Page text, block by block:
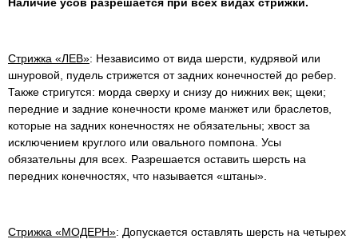
Стрижка «ЛЕВ»: Независимо от вида шерсти, кудрявой или
шнуровой, пудель стрижется от задних конечностей до ребер.
Также стригутся: морда сверху и снизу до нижних век; щеки;
передние и задние конечности кроме манжет или браслетов,
которые на задних конечностях не обязательны; хвост за
исключением круглого или овального помпона. Усы
обязательны для всех. Разрешается оставить шерсть на
передних конечностях, что называется «штаны».
Стрижка «МОДЕРН»: Допускается оставлять шерсть на четырех